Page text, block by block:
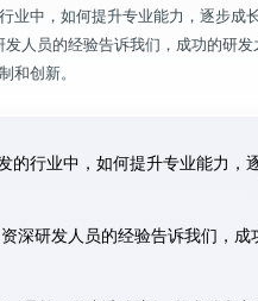
业中，如何提升专业能力，逐步成
发人员的经验告诉我们，成功的研
和创新。
的行业中，如何提升专业能力，
资深研发人员的经验告诉我们，成